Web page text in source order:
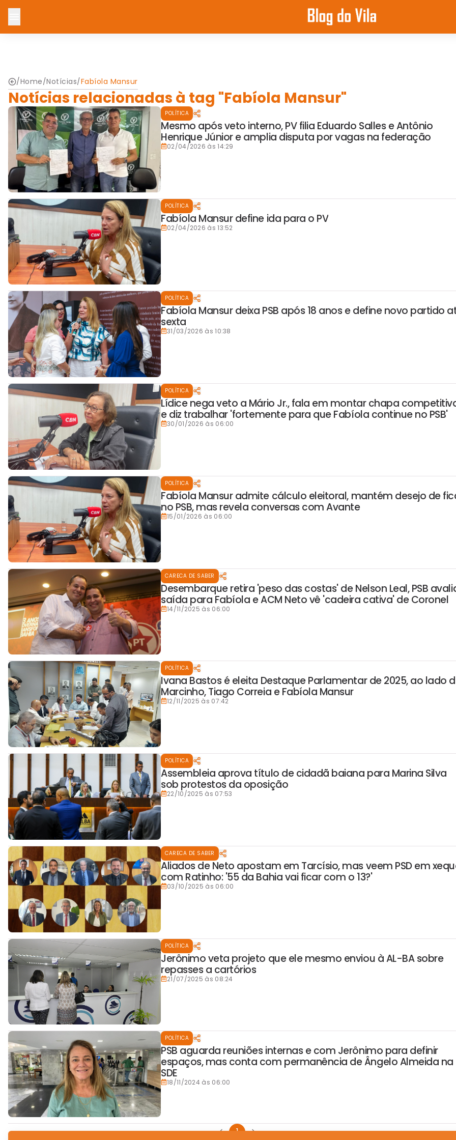
/Home/Notícias/Fabíola Mansur
Notícias relacionadas à tag "Fabíola Mansur"
POLÍTICA
Mesmo após veto interno, PV filia Eduardo Salles e Antônio
Henrique Júnior e amplia disputa por vagas na federação
02/04/2026 às 14:29
POLÍTICA
Fabíola Mansur define ida para o PV
02/04/2026 às 13:52
POLÍTICA
Fabíola Mansur deixa PSB após 18 anos e define novo partido
sexta
31/03/2026 às 10:38
POLÍTICA
Lídice nega veto a Mário Jr., fala em montar chapa
e diz trabalhar 'fortemente para que Fabíola continue no PSB'
30/01/2026 às 06:00
POLÍTICA
Fabíola Mansur admite cálculo eleitoral, mantém desejo de
no PSB, mas revela conversas com Avante
15/01/2026 às 06:00
CARECA DE SABER
Desembarque retira 'peso das costas' de Nelson Leal, PSB
saída para Fabíola e ACM Neto vê 'cadeira cativa' de Coronel
14/11/2025 às 06:00
POLÍTICA
Ivana Bastos é eleita Destaque Parlamentar de 2025, ao lado
Marcinho, Tiago Correia e Fabíola Mansur
12/11/2025 às 07:42
POLÍTICA
Assembleia aprova título de cidadã baiana para Marina Silva
sob protestos da oposição
22/10/2025 às 07:53
CARECA DE SABER
Aliados de Neto apostam em Tarcísio, mas veem PSD em
com Ratinho: '55 da Bahia vai ficar com o 13?'
03/10/2025 às 06:00
POLÍTICA
Jerônimo veta projeto que ele mesmo enviou à AL-BA sobre
repasses a cartórios
21/07/2025 às 08:24
POLÍTICA
PSB aguarda reuniões internas e com Jerônimo para definir
espaços, mas conta com permanência de Ângelo Almeida na
SDE
18/11/2024 às 06:00
1